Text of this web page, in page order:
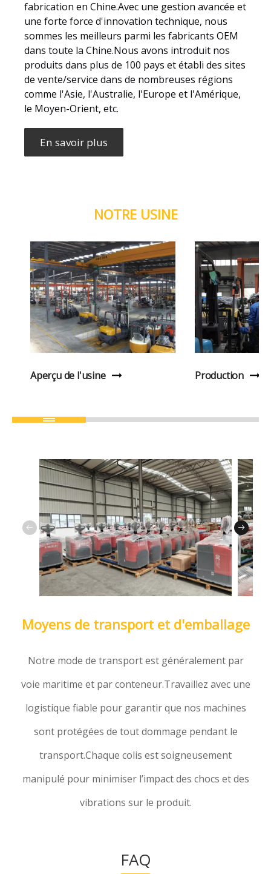
fabrication en Chine.Avec une gestion avancée et
une forte force d'innovation technique, nous
sommes les meilleurs parmi les fabricants OEM
dans toute la Chine.Nous avons introduit nos
produits dans plus de 100 pays et établi des sites
de vente/service dans de nombreuses régions
comme l'Asie, l'Australie, l'Europe et l'Amérique,
le Moyen-Orient, etc.
En savoir plus
NOTRE USINE
Aperçu de l'usine Production
Moyens de transport et d'emballage
Notre mode de transport est généralement par
voie maritime et par conteneur.Travaillez avec une
logistique fiable pour garantir que nos machines
sont protégées de tout dommage pendant le
transport.Chaque colis est soigneusement
manipulé pour minimiser l’impact des chocs et des
vibrations sur le produit.
FAQ